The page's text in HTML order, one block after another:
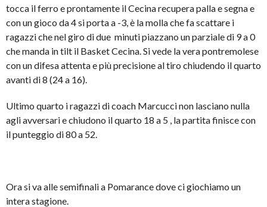
tocca il ferro e prontamente il Cecina recupera palla e segna e
con un gioco da 4 si porta a -3, è la molla che fa scattare i
ragazzi che nel giro di due minuti piazzano un parziale di 9 a 0
che manda in tilt il Basket Cecina. Si vede la vera pontremolese
con un difesa attenta e più precisione al tiro chiudendo il quarto
avanti di 8 (24 a 16).
Ultimo quarto i ragazzi di coach Marcucci non lasciano nulla
agli avversari e chiudono il quarto 18 a 5 , la partita finisce con
il punteggio di 80 a 52.
Ora si va alle semifinali a Pomarance dove ci giochiamo un
intera stagione.